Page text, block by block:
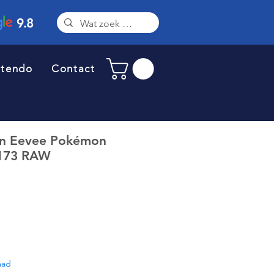
9.8
Contact
Eevee Pokémon
RAW